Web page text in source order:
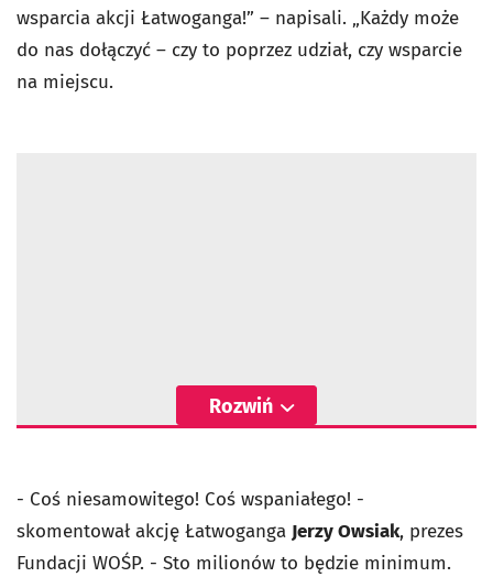
wsparcia akcji Łatwoganga!” – napisali. „Każdy może
do nas dołączyć – czy to poprzez udział, czy wsparcie
na miejscu.
Rozwiń
- Coś niesamowitego! Coś wspaniałego! -
skomentował akcję Łatwoganga Jerzy Owsiak, prezes
Fundacji WOŚP. - Sto milionów to będzie minimum.